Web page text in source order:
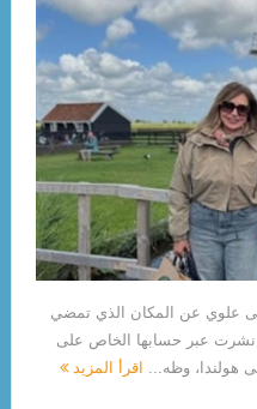
علوي عن المكان الذي تمضي
نشرت عبر حسابها الخاص على
هولندا، وظه... اقرأ المزيد